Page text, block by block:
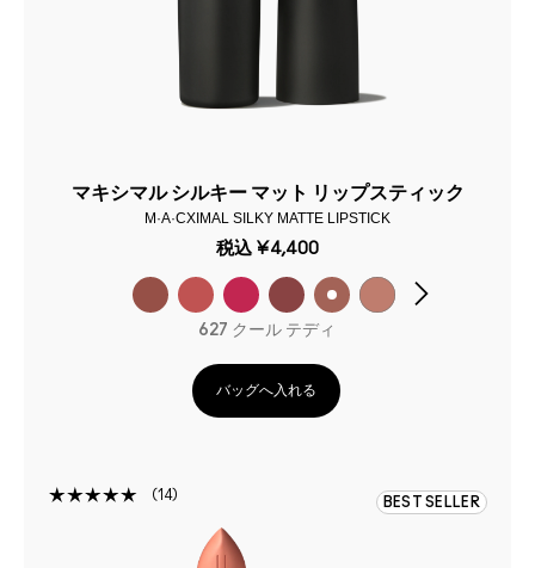
マキシマル シルキー マット リップスティック
M·A·CXIMAL SILKY MATTE LIPSTICK
税込 ¥4,400
627 クール テディ
バッグへ入れる
14 BEST SELLER